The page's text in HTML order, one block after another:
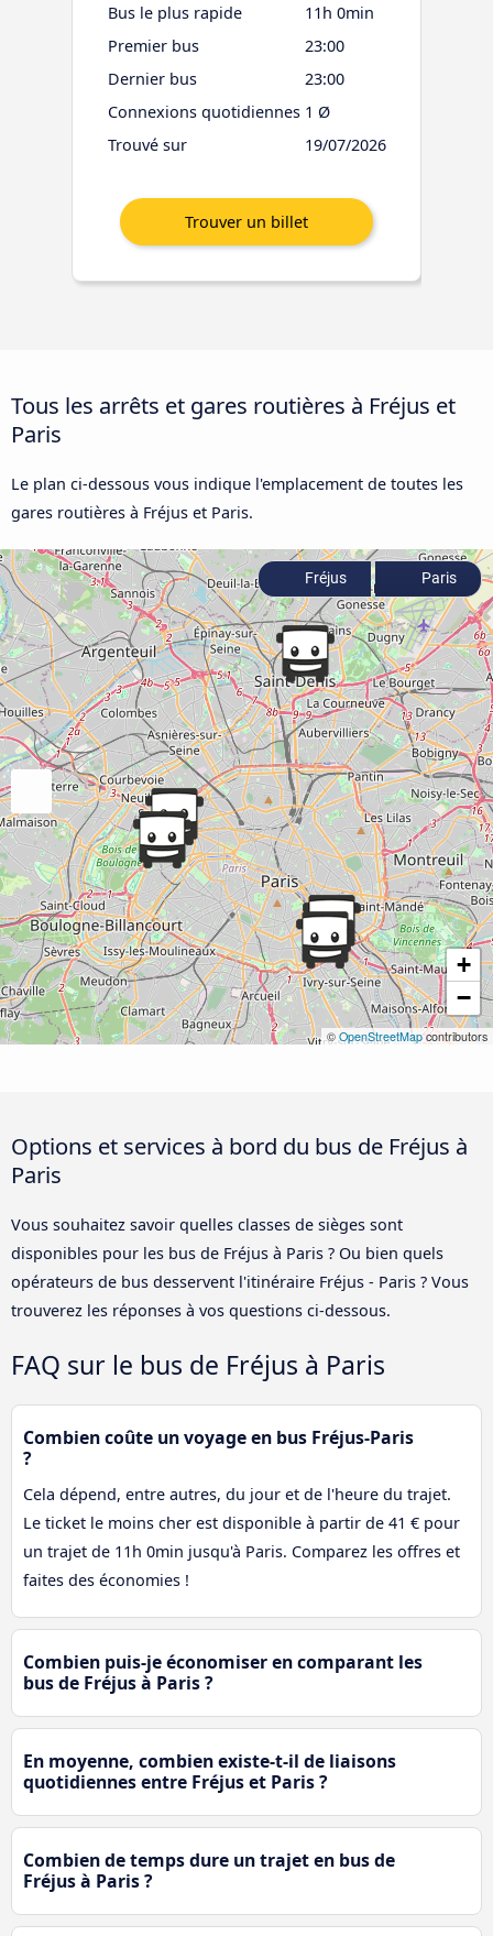
Bus le plus rapide
11h 0min
Premier bus
23:00
Dernier bus
23:00
Connexions quotidiennes 1 Ø
Trouvé sur
19/07/2026
Tous les arrêts et gares routières à Fréjus et
Paris
Le plan ci-dessous vous indique l'emplacement de toutes les
gares routières à Fréjus et Paris.
+
−
© OpenStreetMapcontributors
Fréjus Paris
Options et services à bord du bus de Fréjus à
Paris
Vous souhaitez savoir quelles classes de sièges sont
disponibles pour les bus de Fréjus à Paris ? Ou bien quels
opérateurs de bus desservent l'itinéraire Fréjus - Paris ? Vous
trouverez les réponses à vos questions ci-dessous.
FAQ sur le bus de Fréjus à Paris
Combien coûte un voyage en bus Fréjus-Paris
?
Cela dépend, entre autres, du jour et de l'heure du trajet.
Le ticket le moins cher est disponible à partir de 41 € pour
un trajet de 11h 0min jusqu'à Paris. Comparez les offres et
faites des économies !
Combien puis-je économiser en comparant les
bus de Fréjus à Paris ?
En moyenne, combien existe-t-il de liaisons
quotidiennes entre Fréjus et Paris ?
Combien de temps dure un trajet en bus de
Fréjus à Paris ?